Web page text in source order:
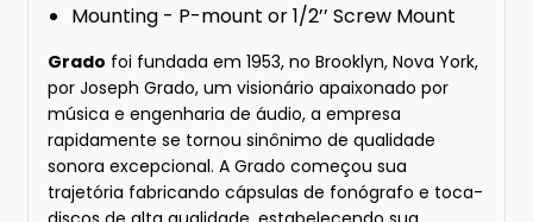
Mounting - P-mount or 1/2’’ Screw Mount
Grado foi fundada em 1953, no Brooklyn, Nova York,
por Joseph Grado, um visionário apaixonado por
música e engenharia de áudio, a empresa
rapidamente se tornou sinônimo de qualidade
sonora excepcional. A Grado começou sua
trajetória fabricando cápsulas de fonógrafo e toca-